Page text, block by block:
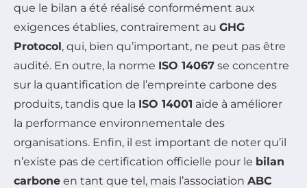
que le bilan a été réalisé conformément aux
exigences établies, contrairement au GHG
Protocol, qui, bien qu’important, ne peut pas être
audité. En outre, la norme ISO 14067 se concentre
sur la quantification de l’empreinte carbone des
produits, tandis que la ISO 14001 aide à améliorer
la performance environnementale des
organisations. Enfin, il est important de noter qu’il
n’existe pas de certification officielle pour le bilan
carbone en tant que tel, mais l’association ABC